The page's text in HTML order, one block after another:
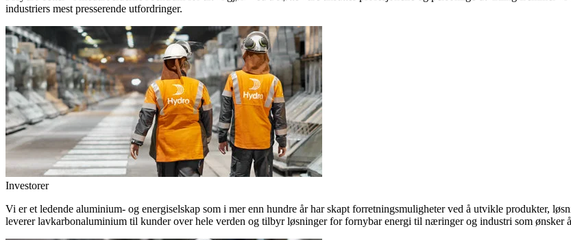
industriers mest presserende utfordringer.
Investorer
Vi er et ledende aluminium- og energiselskap som i mer enn hundre år har skapt forretningsmuligheter ved å utvikle produkter,
leverer lavkarbonaluminium til kunder over hele verden og tilbyr løsninger for fornybar energi til næringer og industri som ønsker